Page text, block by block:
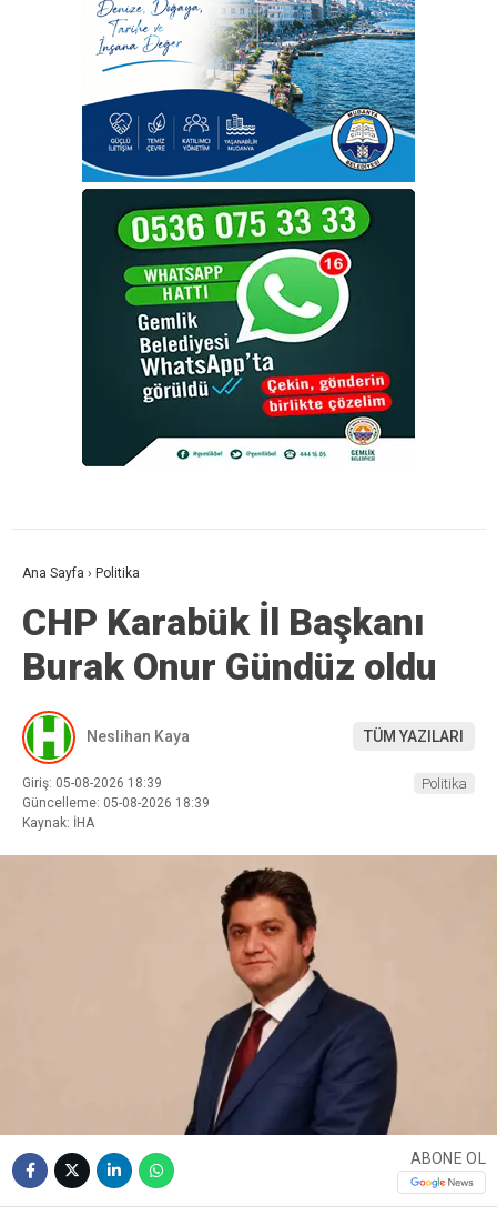
Ana Sayfa › Politika
CHP Karabük İl Başkanı
Burak Onur Gündüz oldu
Neslihan Kaya TÜM YAZILARI
Giriş: 05-08-2026 18:39
Güncelleme: 05-08-2026 18:39
Kaynak: İHA
Politika
ABONE OL